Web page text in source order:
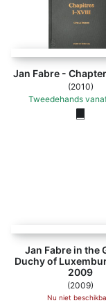
Jan Fabre -
(2010)
Tweedehands
Jan
Jan Fabre in the
Duchy of
2009
(2009)
Nu niet